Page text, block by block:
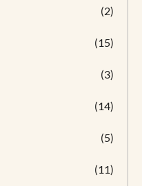
(2)
(15)
(3)
(14)
(5)
(11)